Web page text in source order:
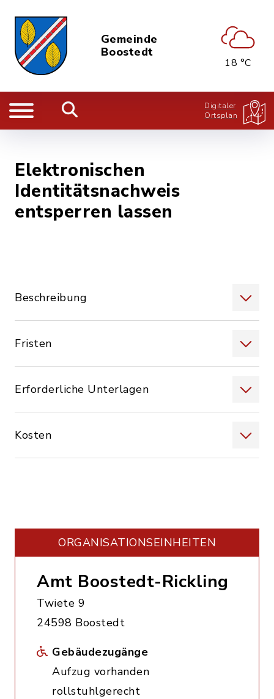
Gemeinde
Boostedt
18 °C
Digitaler
Ortsplan
Elektronischen
Identitätsnachweis
entsperren lassen
Beschreibung
Fristen
Erforderliche Unterlagen
Kosten
ORGANISATIONS­EINHEITEN
Amt Boostedt-Rickling
Twiete 9
24598 Boostedt
Gebäudezugänge
Aufzug vorhanden
rollstuhlgerecht